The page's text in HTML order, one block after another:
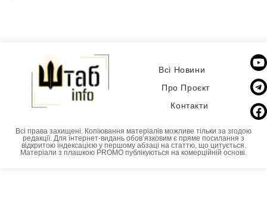
Всі Новини
Про Проєкт
Контакти
Всі права захищені. Копіювання матеріалів можливе тільки за згодою
редакції. Для інтернет-видань обовʼязковим є пряме посилання з
відкритою індексацією у першому абзаці на статтю, що цитується.
Матеріали з плашкою PROMO публікуються на комерційній основі.